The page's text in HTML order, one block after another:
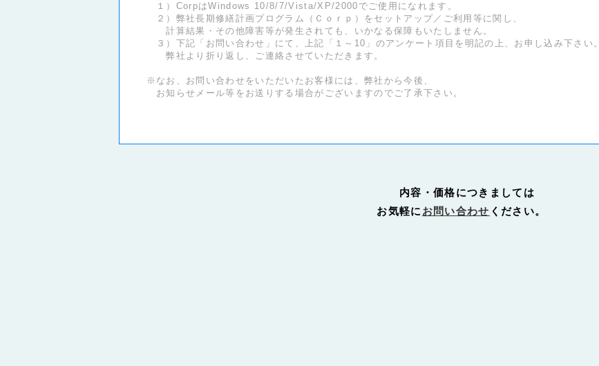
１）CorpはWindows 10/8/7/Vista/XP/2000でご使用になれます。
２）弊社長期修繕計画プログラム（Ｃｏｒｐ）をセットアップ／ご利用等に関し、
計算結果・その他障害等が発生されても、いかなる保障もいたしません。
３）下記「お問い合わせ」にて、上記「１～10」のアンケート項目を明記の上、お申し込み下さい。
弊社より折り返し、ご連絡させていただきます。
※なお、お問い合わせをいただいたお客様には、弊社から今後、
お知らせメール等をお送りする場合がございますのでご了承下さい。
内容・価格につきましては
お気軽に お問い合わせ ください。